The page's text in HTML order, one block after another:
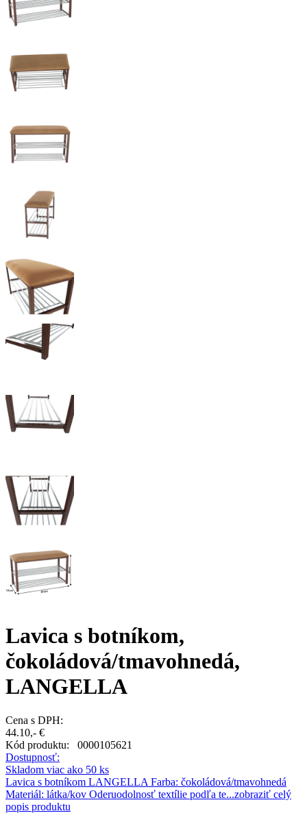
Lavica s botníkom,
čokoládová/tmavohnedá,
LANGELLA
Cena s DPH:
44.10,- €
Kód produktu: 0000105621
Dostupnosť:
Skladom viac ako 50 ks
Lavica s botníkom LANGELLA Farba: čokoládová/tmavohnedá
Materiál: látka/kov Oderuodolnosť textílie podľa te...zobraziť celý
popis produktu